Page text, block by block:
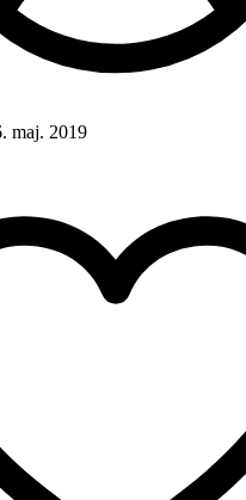
maj. 2019